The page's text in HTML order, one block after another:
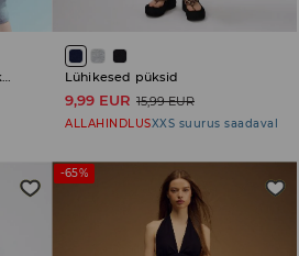
Lühikesed püksid
9,99 EUR 15,99 EUR
ALLAHINDLUSXXS suurus saadaval
-65%